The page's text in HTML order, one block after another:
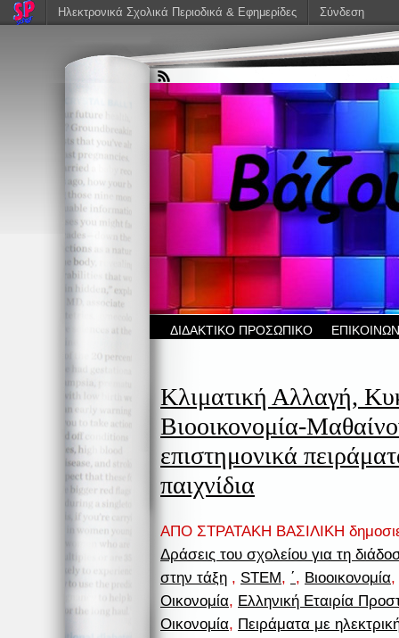
ΔΙΔΑΚΤΙΚΟ ΠΡΟΣΩΠΙΚΟ
Κλιματική Αλλαγή,
Βιοοικονομία-
επιστημονικά
παιχνίδια
ΑΠΟ ΣΤΡΑΤΑΚΗ ΒΑΣΙΛΙΚΗ
Δράσεις του σχολείου για τη
στην τάξη , STEM, ΄, Βιοοικονομία,
Οικονομία, Ελληνική Εταιρία
Οικονομία, Πειράματα με
Ηλεκτρονικά Σχολικά Περιοδικά & Εφημερίδες Σύνδεση